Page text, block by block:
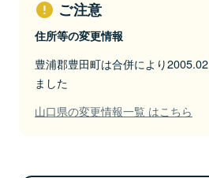
ご注意
住所等の変更情報
豊浦郡豊田町は合併により
ました
山口県の変更情報一覧 はこちら